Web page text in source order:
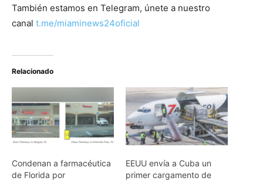
También estamos en Telegram, únete a nuestro
canal t.me/miaminews24oficial
Relacionado
Condenan a farmacéutica
de Florida por
EEUU envía a Cuba un
primer cargamento de